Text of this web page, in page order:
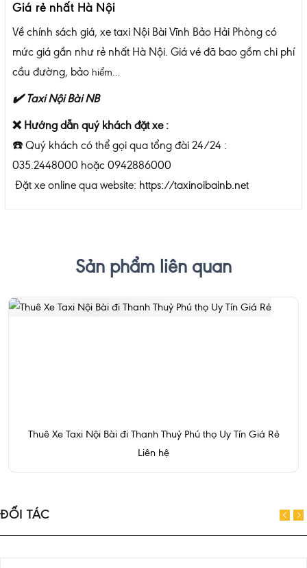
Giá rẻ nhất Hà Nội
Về chính sách giá, xe taxi Nội Bài Vĩnh Bảo Hải Phòng có
mức giá gần như rẻ nhất Hà Nội. Giá vé đã bao gồm chi phí
cầu đường, bảo hiểm…
✔️ Taxi Nội Bài NB
❌ Hướng dẫn quý khách đặt xe :
☎️ Quý khách có thể gọi qua tổng đài 24/24 :
035.2448000 hoặc 0942886000
Đặt xe online qua website: https://taxinoibainb.net
Sản phẩm liên quan
Thuê Xe Taxi Nội Bài đi Thanh Thuỷ Phú thọ Uy Tín Giá Rẻ
Liên hệ
ĐỐI TÁC